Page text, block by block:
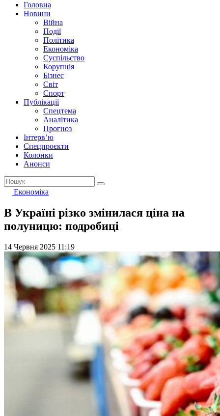
Головна
Новини
Війна
Події
Політика
Економіка
Суспільство
Корупція
Бізнес
Світ
Спорт
Публікації
Спецтема
Аналітика
Прогноз
Інтерв’ю
Спецпроєкти
Колонки
Анонси
Економіка
В Україні різко змінилася ціна на
полуницю: подробиці
14 Червня 2025 11:19